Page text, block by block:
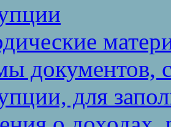
документов,
для